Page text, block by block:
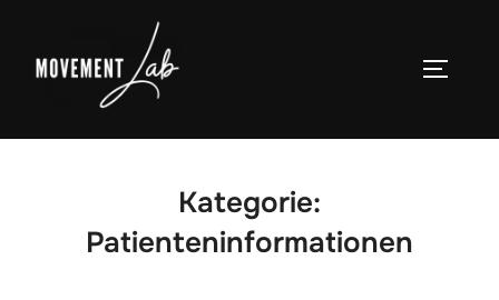
springen
Kategorie:
Patienteninformationen